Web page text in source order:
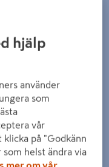
Nästa
hjälp
använder
som
vår
klicka på "Godkänn
som helst ändra via
mer om vår